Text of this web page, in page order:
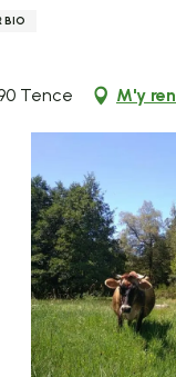
BIO
Tence
M'y